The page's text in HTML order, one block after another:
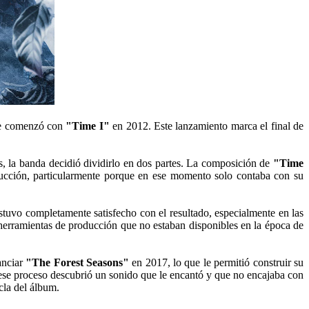
comenzó con "Time I" en 2012. Este lanzamiento marca el final de
la banda decidió dividirlo en dos partes. La composición de "Time
particularmente porque en ese momento solo contaba con su
completamente satisfecho con el resultado, especialmente en las
de producción que no estaban disponibles en la época de
"The Forest Seasons" en 2017, lo que le permitió construir su
proceso descubrió un sonido que le encantó y que no encajaba con
del álbum.